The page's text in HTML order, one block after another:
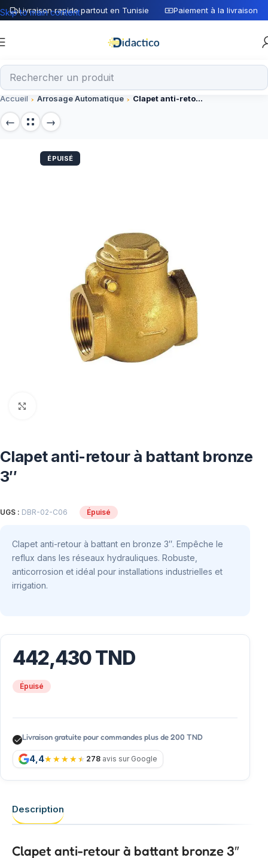
Livraison rapide partout en Tunisie Paiement à la livraison
Skip to main content
Accueil Arrosage Automatique Clapet anti-retour à battant bronze 3″
ÉPUISÉ
Clapet anti-retour à battant bronze
3″
UGS : DBR-02-C06 Épuisé
Clapet anti-retour à battant en bronze 3″. Empêche le
reflux dans les réseaux hydrauliques. Robuste,
anticorrosion et idéal pour installations industrielles et
irrigation.
442,430TND
Épuisé
Livraison gratuite pour commandes plus de 200 TND
4,4 278 avis sur Google
Description
Clapet anti-retour à battant bronze 3″